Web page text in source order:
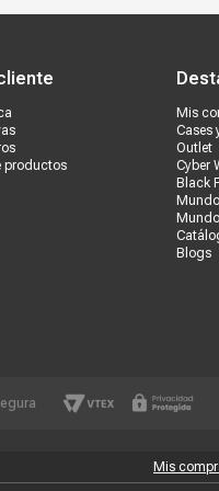
productos
Mis
Cases
Outlet
Cyber
Black
Blogs
Mis